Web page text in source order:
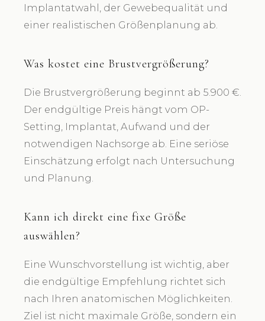
Implantatwahl, der Gewebequalität und
einer realistischen Größenplanung ab.
Was kostet eine Brustvergrößerung?
Die Brustvergrößerung beginnt ab 5.900 €.
Der endgültige Preis hängt vom OP-
Setting, Implantat, Aufwand und der
notwendigen Nachsorge ab. Eine seriöse
Einschätzung erfolgt nach Untersuchung
und Planung.
Kann ich direkt eine fixe Größe
auswählen?
Eine Wunschvorstellung ist wichtig, aber
die endgültige Empfehlung richtet sich
nach Ihren anatomischen Möglichkeiten.
Ziel ist nicht maximale Größe, sondern ein